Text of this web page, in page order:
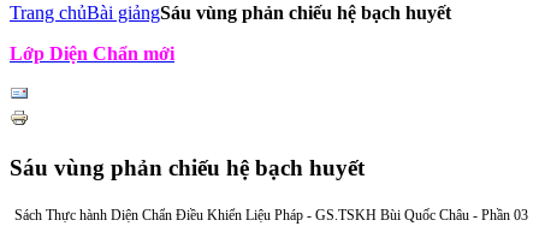
Trang chủBài giảngSáu vùng phản chiếu hệ bạch huyết
Lớp Diện Chẩn mới
Sáu vùng phản chiếu hệ bạch huyết
Sách Thực hành Diện Chẩn Điều Khiển Liệu Pháp - GS.TSKH Bùi Quốc Châu - Phần 03